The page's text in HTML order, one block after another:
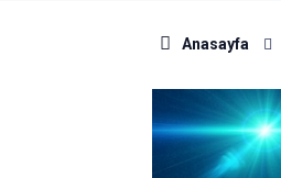
Anasayfa